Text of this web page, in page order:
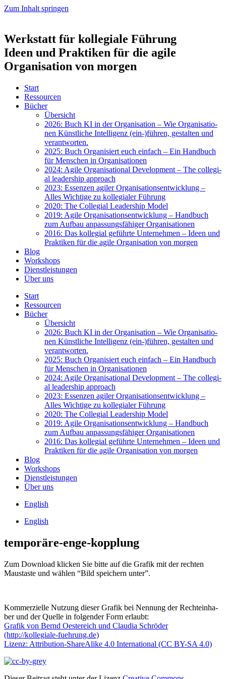
Zum Inhalt springen
Werkstatt für kollegiale Führung
Ideen und Praktiken für die agile
Organisation von morgen
Start
Res­sour­cen
Bücher
Über­sicht
2026: Buch KI in der Orga­ni­sa­ti­on – Wie Orga­ni­sa­tio­
nen Künst­li­che Intel­li­genz (ein-)führen, gestal­ten und
ver­ant­wor­ten.
2025: Buch Orga­ni­siert euch ein­fach – Ein Hand­buch
für Men­schen in Orga­ni­sa­tio­nen
2024: Agi­le Orga­ni­sa­tio­nal Deve­lo­p­ment – The col­le­gi­
al lea­der­ship approach
2023: Essen­zen agi­ler Orga­ni­sa­ti­ons­ent­wick­lung –
Alles Wich­ti­ge zu kol­le­gia­ler Füh­rung
2020: The Col­le­gi­al Lea­der­ship Model
2019: Agi­le Orga­ni­sa­ti­ons­ent­wick­lung – Hand­buch
zum Auf­bau anpas­sungs­fä­hi­ger Orga­ni­sa­tio­nen
2016: Das kol­le­gi­al geführ­te Unter­neh­men – Ideen und
Prak­ti­ken für die agi­le Orga­ni­sa­ti­on von mor­gen
Blog
Work­shops
Dienst­leis­tun­gen
Über uns
Start
Res­sour­cen
Bücher
Über­sicht
2026: Buch KI in der Orga­ni­sa­ti­on – Wie Orga­ni­sa­tio­
nen Künst­li­che Intel­li­genz (ein-)führen, gestal­ten und
ver­ant­wor­ten.
2025: Buch Orga­ni­siert euch ein­fach – Ein Hand­buch
für Men­schen in Orga­ni­sa­tio­nen
2024: Agi­le Orga­ni­sa­tio­nal Deve­lo­p­ment – The col­le­gi­
al lea­der­ship approach
2023: Essen­zen agi­ler Orga­ni­sa­ti­ons­ent­wick­lung –
Alles Wich­ti­ge zu kol­le­gia­ler Füh­rung
2020: The Col­le­gi­al Lea­der­ship Model
2019: Agi­le Orga­ni­sa­ti­ons­ent­wick­lung – Hand­buch
zum Auf­bau anpas­sungs­fä­hi­ger Orga­ni­sa­tio­nen
2016: Das kol­le­gi­al geführ­te Unter­neh­men – Ideen und
Prak­ti­ken für die agi­le Orga­ni­sa­ti­on von mor­gen
Blog
Work­shops
Dienst­leis­tun­gen
Über uns
Eng­lish
Eng­lish
temporäre-enge-kopplung
Zum Down­load kli­cken Sie bit­te auf die Gra­fik mit der rech­ten
Maus­tas­te und wäh­len “Bild spei­chern unter”.
Kom­mer­zi­el­le Nut­zung die­ser Gra­fik bei Nen­nung der Rech­te­inha­
ber und der Quel­le in fol­gen­der Form erlaubt:
Gra­fik von Bernd Oes­te­reich und Clau­dia Schrö­der
(http://kollegiale-fuehrung.de)
Lizenz: Attri­bu­ti­on-ShareA­li­ke 4.0 Inter­na­tio­nal (CC BY-SA 4.0)